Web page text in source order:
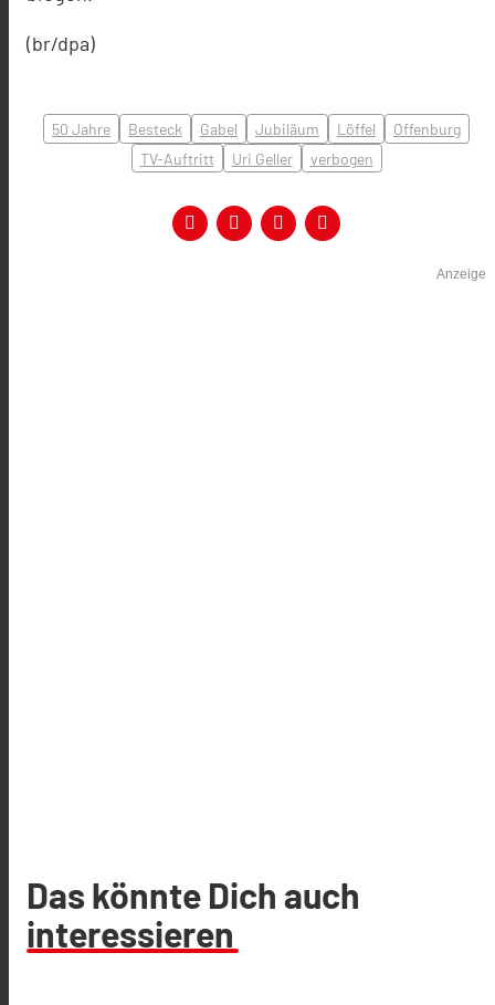
(br/dpa)
50 Jahre Besteck Gabel Jubiläum Löffel
Offenburg
TV-Auftritt
Uri Geller verbogen
Anzeige
Das könnte Dich auch
interessieren